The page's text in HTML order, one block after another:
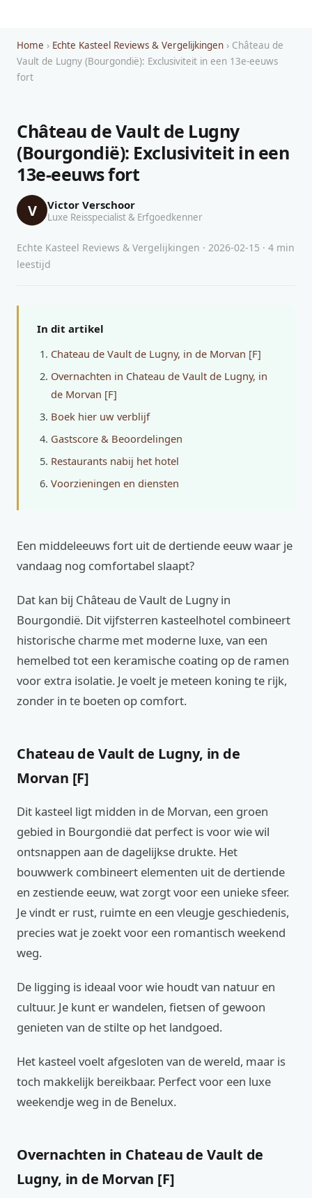
Home › Echte Kasteel Reviews & Vergelijkingen › Château de
Vault de Lugny (Bourgondië): Exclusiviteit in een 13e-eeuws
fort
Château de Vault de Lugny
(Bourgondië): Exclusiviteit in een
13e-eeuws fort
V Victor Verschoor
Luxe Reisspecialist & Erfgoedkenner
Echte Kasteel Reviews & Vergelijkingen · 2026-02-15 · 4 min
leestijd
In dit artikel
Chateau de Vault de Lugny, in de Morvan [F]
Overnachten in Chateau de Vault de Lugny, in
de Morvan [F]
Boek hier uw verblijf
Gastscore & Beoordelingen
Restaurants nabij het hotel
Voorzieningen en diensten
Een middeleeuws fort uit de dertiende eeuw waar je
vandaag nog comfortabel slaapt?
Dat kan bij Château de Vault de Lugny in
Bourgondië. Dit vijfsterren kasteelhotel combineert
historische charme met moderne luxe, van een
hemelbed tot een keramische coating op de ramen
voor extra isolatie. Je voelt je meteen koning te rijk,
zonder in te boeten op comfort.
Chateau de Vault de Lugny, in de
Morvan [F]
Dit kasteel ligt midden in de Morvan, een groen
gebied in Bourgondië dat perfect is voor wie wil
ontsnappen aan de dagelijkse drukte. Het
bouwwerk combineert elementen uit de dertiende
en zestiende eeuw, wat zorgt voor een unieke sfeer.
Je vindt er rust, ruimte en een vleugje geschiedenis,
precies wat je zoekt voor een romantisch weekend
weg.
De ligging is ideaal voor wie houdt van natuur en
cultuur. Je kunt er wandelen, fietsen of gewoon
genieten van de stilte op het landgoed.
Het kasteel voelt afgesloten van de wereld, maar is
toch makkelijk bereikbaar. Perfect voor een luxe
weekendje weg in de Benelux.
Overnachten in Chateau de Vault de
Lugny, in de Morvan [F]